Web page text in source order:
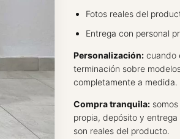
Fotos reales del
Entrega con personal
Personalización:cuando
terminación sobre
completamente a medida.
Compra tranquila:somos
propia, depósito y
son reales del producto.